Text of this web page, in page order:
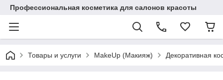
Профессиональная косметика для салонов красоты
Товары и услуги MakeUp (Макияж) Декоративная